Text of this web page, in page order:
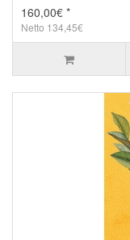
160,00€ *
Netto 134,45€